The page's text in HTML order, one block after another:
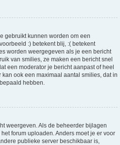
gebruikt kunnen worden om een
:) betekent blij, :( betekent
worden weergegeven als je een bericht
van smilies, ze maken een bericht snel
een moderator je bericht aanpast of heel
ook een maximaal aantal smilies, dat in
hebben.
weergeven. Als de beheerder bijlagen
forum uploaden. Anders moet je er voor
publieke server beschikbaar is,